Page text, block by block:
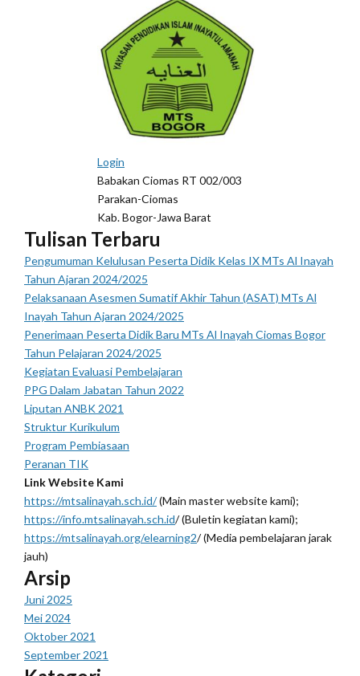
Login
Babakan Ciomas RT 002/003
Parakan-Ciomas
Kab. Bogor-Jawa Barat
Tulisan Terbaru
Pengumuman Kelulusan Peserta Didik Kelas IX MTs Al Inayah
Tahun Ajaran 2024/2025
Pelaksanaan Asesmen Sumatif Akhir Tahun (ASAT) MTs Al
Inayah Tahun Ajaran 2024/2025
Penerimaan Peserta Didik Baru MTs Al Inayah Ciomas Bogor
Tahun Pelajaran 2024/2025
Kegiatan Evaluasi Pembelajaran
PPG Dalam Jabatan Tahun 2022
Liputan ANBK 2021
Struktur Kurikulum
Program Pembiasaan
Peranan TIK
Link Website Kami
https://mtsalinayah.sch.id/(Main master website kami);
https://info.mtsalinayah.sch.id/ (Buletin kegiatan kami);
https://mtsalinayah.org/elearning2/ (Media pembelajaran jarak
jauh)
Arsip
Juni 2025
Mei 2024
Oktober 2021
September 2021